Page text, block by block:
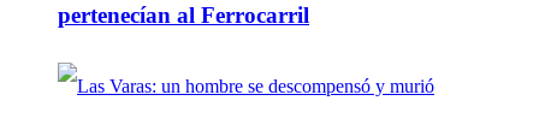
pertenecían al Ferrocarril